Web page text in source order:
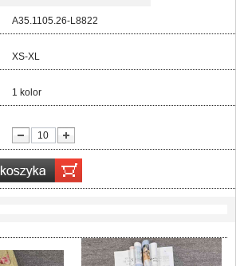
A35.1105.26-L8822
XS-XL
1 kolor